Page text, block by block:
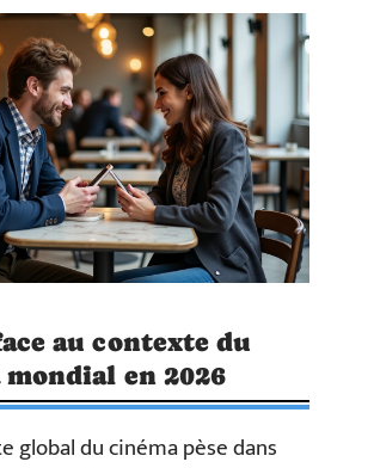
au contexte du
en 2026
global du cinéma pèse dans